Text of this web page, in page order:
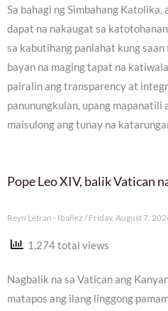
Sa bahagi ng Simbahang
dapat na nakaugat sa
sa kabutihang panlahat kung
bayan na maging tapat na
pairalin ang transparency at
panunungkulan, upang mapanatili
maisulong ang tunay na
Pope Leo XIV, balik Vatican
Reyn Letran - Ibañez Friday, August 7,
1,274 total views
Nagbalik na sa Vatican ang
matapos ang ilang linggong